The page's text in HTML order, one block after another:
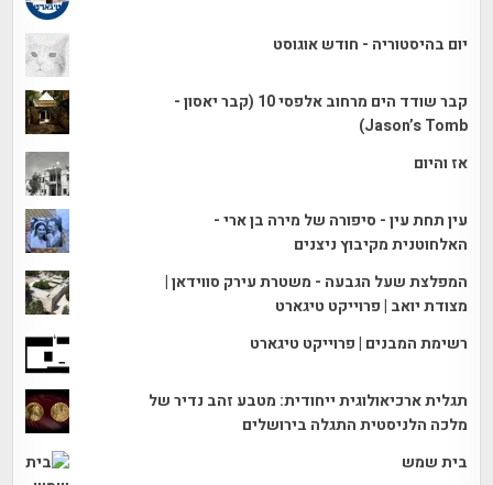
יום בהיסטוריה - חודש אוגוסט
קבר שודד הים מרחוב אלפסי 10 (קבר יאסון -
Jason’s Tomb)
אז והיום
עין תחת עין - סיפורה של מירה בן ארי -
האלחוטנית מקיבוץ ניצנים
המפלצת שעל הגבעה - משטרת עירק סווידאן |
מצודת יואב | פרוייקט טיגארט
רשימת המבנים | פרוייקט טיגארט
תגלית ארכיאולוגית ייחודית: מטבע זהב נדיר של
מלכה הלניסטית התגלה בירושלים
בית שמש